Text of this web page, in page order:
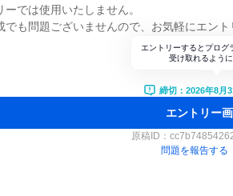
では使用いたしません。
でも問題ございませんので、お気軽にエント
エントリーするとプログ
受け取れるよう
締切：2026年8月
エントリー
原稿ID：
問題を報告する